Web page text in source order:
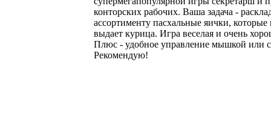
конторских рабочих. Ваша задача -
ассортименту пасхальные яички, которые
выдает курица. Игра веселая и очень
Плюс - удобное управление мышкой или
Рекомендую!